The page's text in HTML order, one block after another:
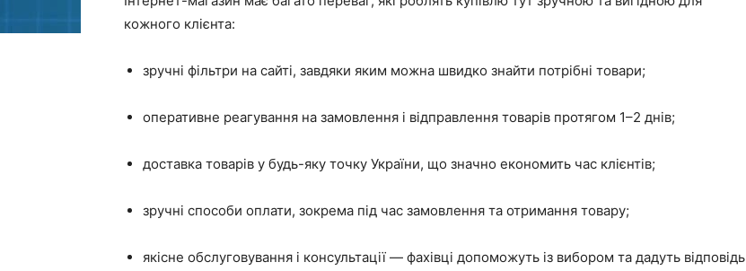
кожного клієнта:
зручні фільтри на сайті, завдяки яким можна швидко знайти потрібні товари;
оперативне реагування на замовлення і відправлення товарів протягом 1–2 днів;
доставка товарів у будь-яку точку України, що значно економить час клієнтів;
зручні способи оплати, зокрема під час замовлення та отримання товару;
якісне обслуговування і консультації — фахівці допоможуть із вибором та дадуть відповідь